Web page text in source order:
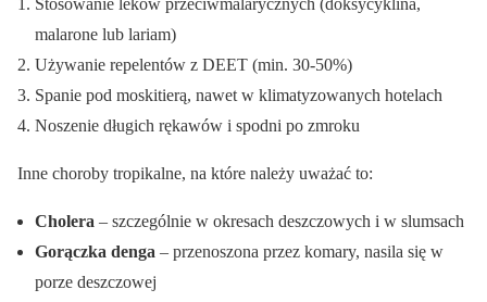
Stosowanie leków przeciwmalarycznych (doksycyklina,
malarone lub lariam)
Używanie repelentów z DEET (min. 30-50%)
Spanie pod moskitierą, nawet w klimatyzowanych hotelach
Noszenie długich rękawów i spodni po zmroku
Inne choroby tropikalne, na które należy uważać to:
Cholera – szczególnie w okresach deszczowych i w slumsach
Gorączka denga – przenoszona przez komary, nasila się w
porze deszczowej